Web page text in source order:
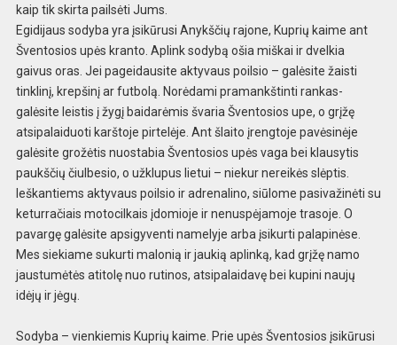
kaip tik skirta pailsėti Jums.
Egidijaus sodyba yra įsikūrusi Anykščių rajone, Kuprių kaime ant
Šventosios upės kranto. Aplink sodybą ošia miškai ir dvelkia
gaivus oras. Jei pageidausite aktyvaus poilsio – galėsite žaisti
tinklinį, krepšinį ar futbolą. Norėdami pramankštinti rankas-
galėsite leistis į žygį baidarėmis švaria Šventosios upe, o grįžę
atsipalaiduoti karštoje pirtelėje. Ant šlaito įrengtoje pavėsinėje
galėsite grožėtis nuostabia Šventosios upės vaga bei klausytis
paukščių čiulbesio, o užklupus lietui – niekur nereikės slėptis.
Ieškantiems aktyvaus poilsio ir adrenalino, siūlome pasivažinėti su
keturračiais motocilkais įdomioje ir nenuspėjamoje trasoje. O
pavargę galėsite apsigyventi namelyje arba įsikurti palapinėse.
Mes siekiame sukurti malonią ir jaukią aplinką, kad grįžę namo
jaustumėtės atitolę nuo rutinos, atsipalaidavę bei kupini naujų
idėjų ir jėgų.
Sodyba – vienkiemis Kuprių kaime. Prie upės Šventosios įsikūrusi